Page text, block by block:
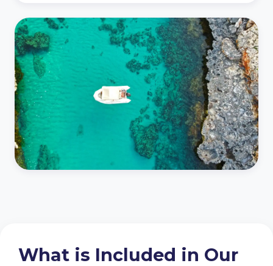
What is Included in Our